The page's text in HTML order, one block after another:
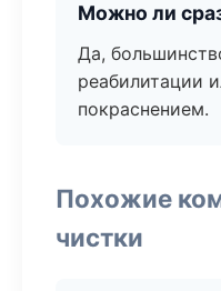
Можно ли
Да,
реабилитации
покраснением.
Похожие
чистки